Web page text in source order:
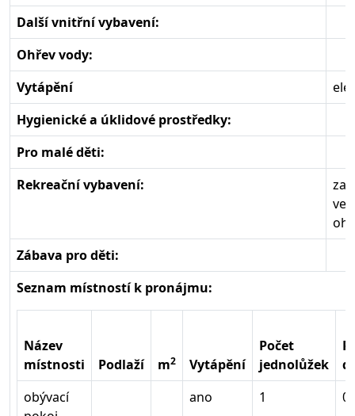
Další vnitřní vybavení:
Ohřev vody:
Vytápění
Hygienické a úklidové prostředky:
Pro malé děti:
Rekreační vybavení:
Zábava pro děti:
Seznam místností k pronájmu:
Název
místnosti
Podlaží m2 Vytápění
Počet
jednolůžek
obývací
ano 1 0